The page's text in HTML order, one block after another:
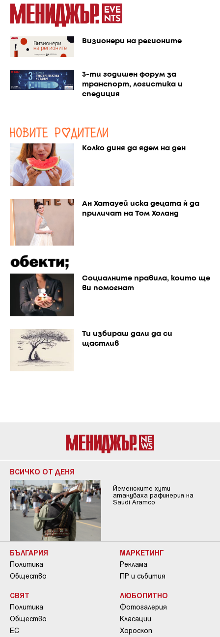
Визионери на регионите
3-ти годишен форум за
транспорт, логистика и
спедиция
Колко диня да ядем на ден
Ан Хатауей иска децата ѝ да
приличат на Том Холанд
Социалните правила, които ще
ви помогнат
Ти избираш дали да си
щастлив
ВСИЧКО ОТ ДЕНЯ
Йеменските хути
атакуваха рафинерия на
Saudi Aramco
БЪЛГАРИЯ
Политика
Общество
СВЯТ
Политика
Общество
ЕС
МАРКЕТИНГ
Реклама
ПР и събития
ЛЮБОПИТНО
Фотогалерия
Класации
Хороскоп